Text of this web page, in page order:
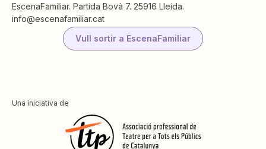
EscenaFamiliar. Partida Bovà 7. 25916 Lleida.
info@escenafamiliar.cat
Vull sortir a EscenaFamiliar
Una iniciativa de